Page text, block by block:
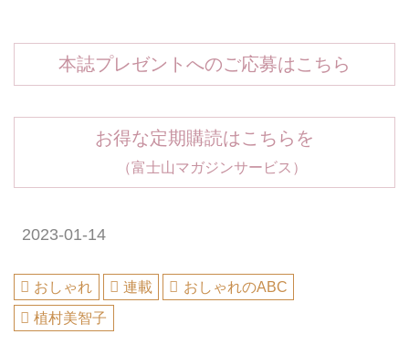
本誌プレゼントへのご応募はこちら
お得な定期購読はこちらを
（富士山マガジンサービス）
2023-01-14
おしゃれ 連載
おしゃれのABC
植村美智子